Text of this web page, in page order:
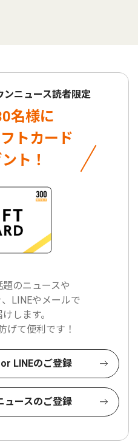
ンニュース読者限定
名様に
トカード
ト！
のニュースや
LINEやメールで
します。
げて便利です！
LINEのご登録
ュースのご登録